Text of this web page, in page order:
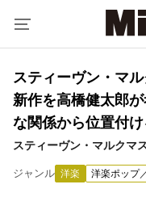
スティーヴン・マ
新作を高橋健太郎
な関係から位置付け
スティーヴン・マルクマ
ジャンル 洋楽 洋楽ポップ